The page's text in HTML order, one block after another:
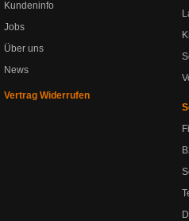
Kundeninfo
Jobs
Über uns
News
Vertrag Widerrufen